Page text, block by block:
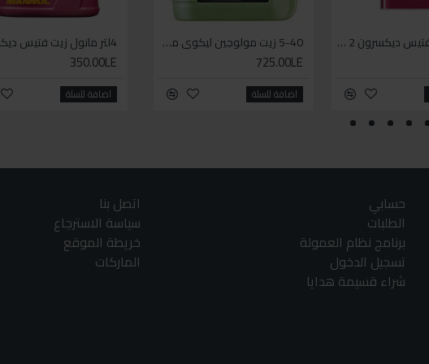
مانول زيت فتيس ديكسرون 2 لتر واحد 5-40 زيت مولوجين ليكوي مولي اخضر
725.00LE
اضافة للسلة
WD-40 مذلل الصدأ 330مل
140.00LE
اضافة للسلة
4لتر مانول زيت فتيس ديكسرون
350.00LE
اضافة للسلة
حسابي
الطلبات
برنامج نظام العمولة
تسجيل الدخول
شراء قسيمة هدايا
اتصل بنا
سياسة الاسترجاع
خريطة الموقع
الماركات